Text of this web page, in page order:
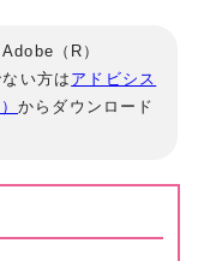
（R）
い方は アドビシス
からダウンロード